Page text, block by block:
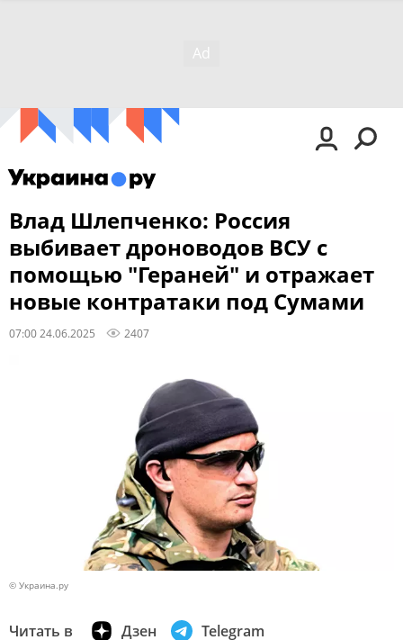
Влад Шлепченко: Россия
выбивает дроноводов ВСУ с
помощью "Гераней" и отражает
новые контратаки под Сумами
07:00 24.06.2025 2407
© Украина.ру
Читать в Дзен Telegram